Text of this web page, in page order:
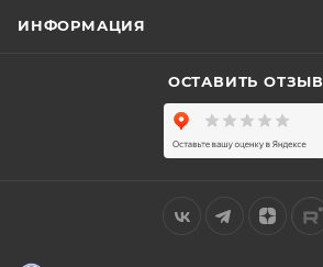
ИНФОРМАЦИЯ
ОСТАВИТЬ ОТЗЫВ